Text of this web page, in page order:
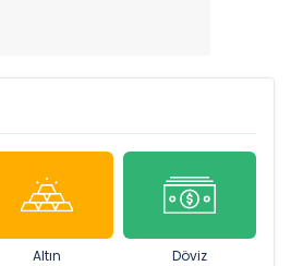
Altın Döviz